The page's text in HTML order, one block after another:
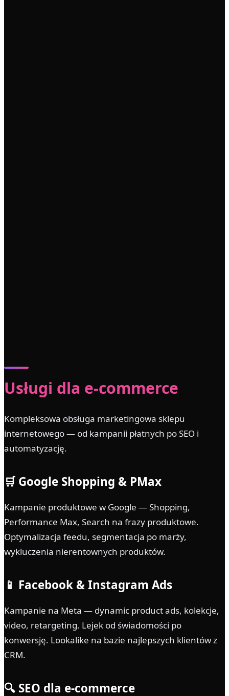
Usługi dla e-commerce
Kompleksowa obsługa marketingowa sklepu
internetowego — od kampanii płatnych po SEO i
automatyzację.
🛒 Google Shopping & PMax
Kampanie produktowe w Google — Shopping,
Performance Max, Search na frazy produktowe.
Optymalizacja feedu, segmentacja po marży,
wykluczenia nierentownych produktów.
📱 Facebook & Instagram Ads
Kampanie na Meta — dynamic product ads, kolekcje,
video, retargeting. Lejek od świadomości po
konwersję. Lookalike na bazie najlepszych klientów z
CRM.
🔍 SEO dla e-commerce